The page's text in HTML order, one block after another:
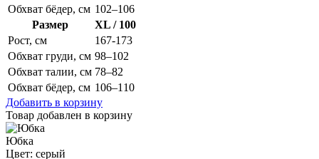
Обхват бёдер, см 102–106
Размер
XL / 100
Рост, см
167-173
Обхват груди, см 98–102
Обхват талии, см 78–82
Обхват бёдер, см 106–110
Добавить в корзину
Товар добавлен в корзину
Юбка
Цвет: серый